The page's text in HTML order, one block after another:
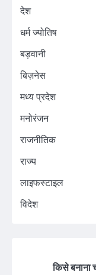
देश
धर्म ज्योतिष
बड़वानी
बिज़नेस
मध्य प्रदेश
मनोरंजन
राजनीतिक
राज्य
लाइफस्टाइल
विदेश
किसे बनाना